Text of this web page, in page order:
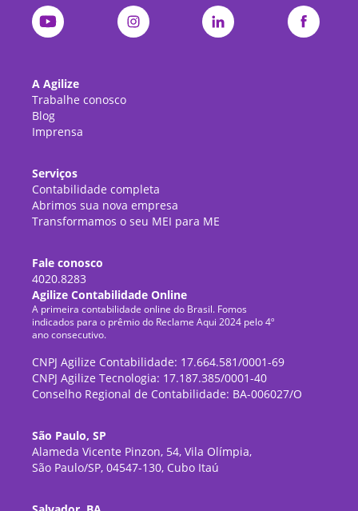
A Agilize
Trabalhe conosco
Blog
Imprensa
Serviços
Contabilidade completa
Abrimos sua nova empresa
Transformamos o seu MEI para ME
Fale conosco
4020.8283
Agilize Contabilidade Online
A primeira contabilidade online do Brasil. Fomos
indicados para o prêmio do Reclame Aqui 2024 pelo 4º
ano consecutivo.
CNPJ Agilize Contabilidade: 17.664.581/0001-69
CNPJ Agilize Tecnologia: 17.187.385/0001-40
Conselho Regional de Contabilidade: BA-006027/O
São Paulo, SP
Alameda Vicente Pinzon, 54, Vila Olímpia,
São Paulo/SP, 04547-130, Cubo Itaú